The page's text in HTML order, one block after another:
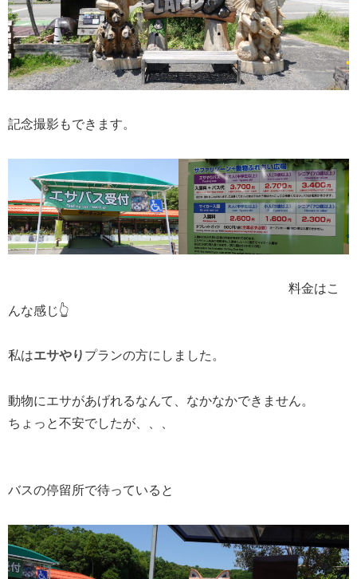
記念撮影もできます。
料金はこ
んな感じ👆️
私はエサやり プランの方にしました。
動物にエサがあげれるなんて、なかなかできません。
ちょっと不安でしたが、、、
バスの停留所で待っていると